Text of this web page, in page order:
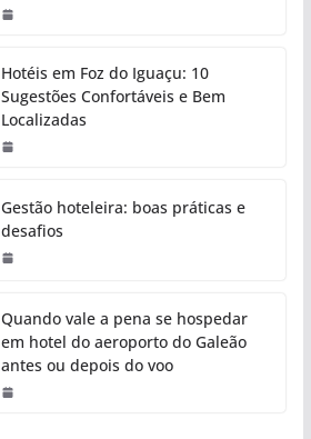
Hotéis em Foz do Iguaçu: 10
Sugestões Confortáveis e Bem
Localizadas
Gestão hoteleira: boas práticas e
desafios
Quando vale a pena se hospedar
em hotel do aeroporto do Galeão
antes ou depois do voo